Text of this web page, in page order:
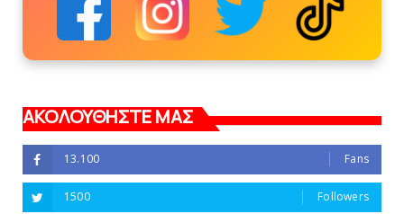
ΑΚΟΛΟΥΘΗΣΤΕ ΜΑΣ
13.100 Fans
1500 Followers